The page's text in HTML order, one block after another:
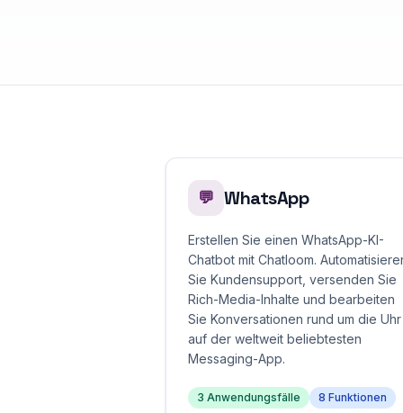
💬 WhatsApp
Erstellen Sie einen WhatsApp-KI-
Chatbot mit Chatloom.
Sie Kundensupport, versenden Sie
Rich-Media-Inhalte und bearbeiten
Sie Konversationen rund um die Uhr
auf der weltweit beliebtesten
Messaging-App.
3 Anwendungsfälle 8 Funktionen